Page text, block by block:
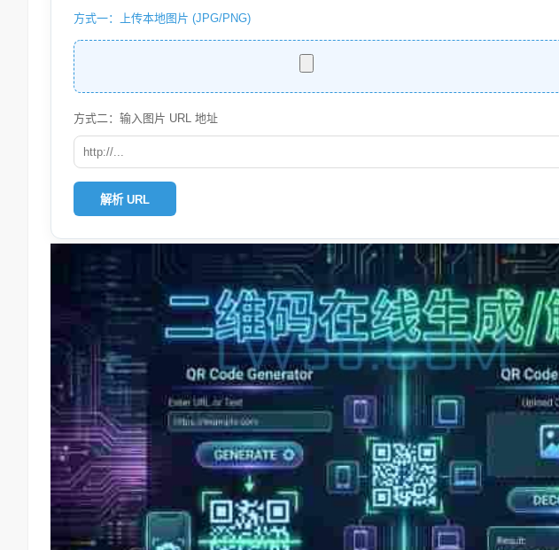
方式一：上传本地图片 (JPG/PNG)
方式二：输入图片 URL 地址
解析 URL